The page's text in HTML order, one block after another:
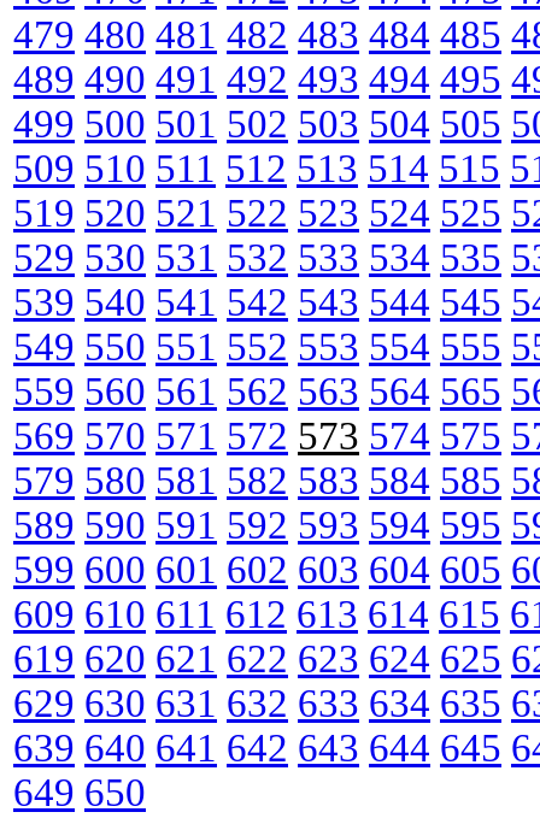
479 480 481 482 483 484 485
489 490 491 492 493 494 495
499 500 501 502 503 504 505
509 510 511 512 513 514 515
519 520 521 522 523 524 525
529 530 531 532 533 534 535
539 540 541 542 543 544 545
549 550 551 552 553 554 555
559 560 561 562 563 564 565
569 570 571 572 573 574 575
579 580 581 582 583 584 585
589 590 591 592 593 594 595
599 600 601 602 603 604 605
609 610 611 612 613 614 615
619 620 621 622 623 624 625
629 630 631 632 633 634 635
639 640 641 642 643 644 645
649 650